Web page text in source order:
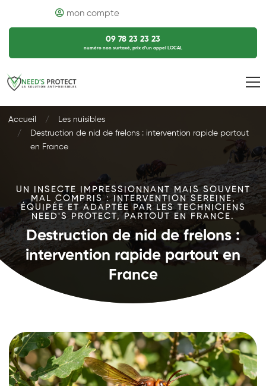
mon compte
09 78 23 23 23
numéro non surtaxé, prix d’un appel LOCAL
Accueil
Les nuisibles
Destruction de nid de frelons : intervention rapide partout
en France
UN INSECTE IMPRESSIONNANT MAIS SOUVENT
MAL COMPRIS : INTERVENTION SEREINE,
ÉQUIPÉE ET ADAPTÉE PAR LES TECHNICIENS
NEED'S PROTECT, PARTOUT EN FRANCE.
Destruction de nid de frelons :
intervention rapide partout en
France